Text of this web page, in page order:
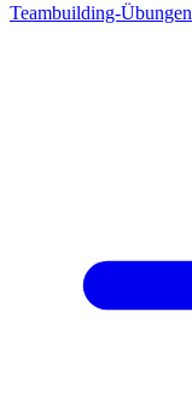
Teambuilding-Übungen